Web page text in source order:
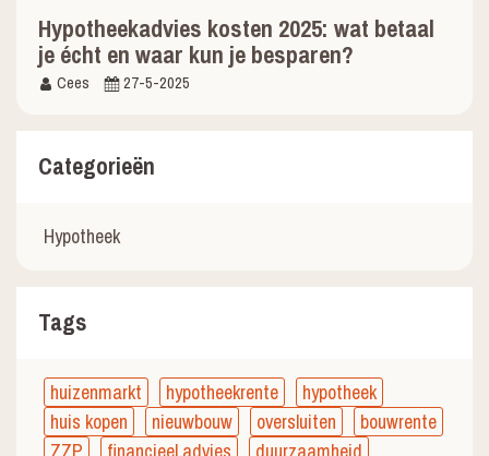
Hypotheekadvies kosten 2025: wat betaal
je écht en waar kun je besparen?
Cees 27-5-2025
Categorieën
Hypotheek
Tags
huizenmarkt hypotheekrente
hypotheek
huis kopen
nieuwbouw oversluiten
bouwrente